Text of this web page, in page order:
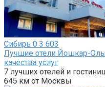
Сибирь 0 3 603
Лучшие отели Йошкар-
качества услуг
7 лучших отелей и
645 км от Москвы